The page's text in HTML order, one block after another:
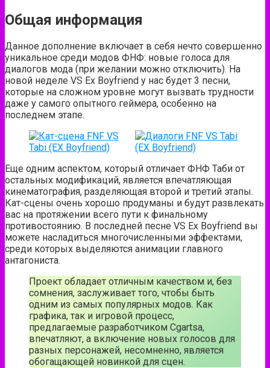
Общая информация
Данное дополнение включает в себя нечто совершенно
уникальное среди модов ФНФ: новые голоса для
диалогов мода (при желании можно отключить). На
новой неделе VS Ex Boyfriend у нас будет 3 песни,
которые на сложном уровне могут вызвать трудности
даже у самого опытного геймера, особенно на
последнем этапе.
Еще одним аспектом, который отличает ФНФ Таби от
остальных модификаций, является впечатляющая
кинематография, разделяющая второй и третий этапы.
Кат-сцены очень хорошо продуманы и будут развлекать
вас на протяжении всего пути к финальному
противостоянию. В последней песне VS Ex Boyfriend вы
можете насладиться многочисленными эффектами,
среди которых выделяются анимации главного
антагониста.
Проект обладает отличным качеством и, без
сомнения, заслуживает того, чтобы быть
одним из самых популярных модов. Как
графика, так и игровой процесс,
предлагаемые разработчиком Cgartsa,
впечатляют, а включение новых голосов для
разных персонажей, несомненно, является
обогащающей новинкой для сцен.